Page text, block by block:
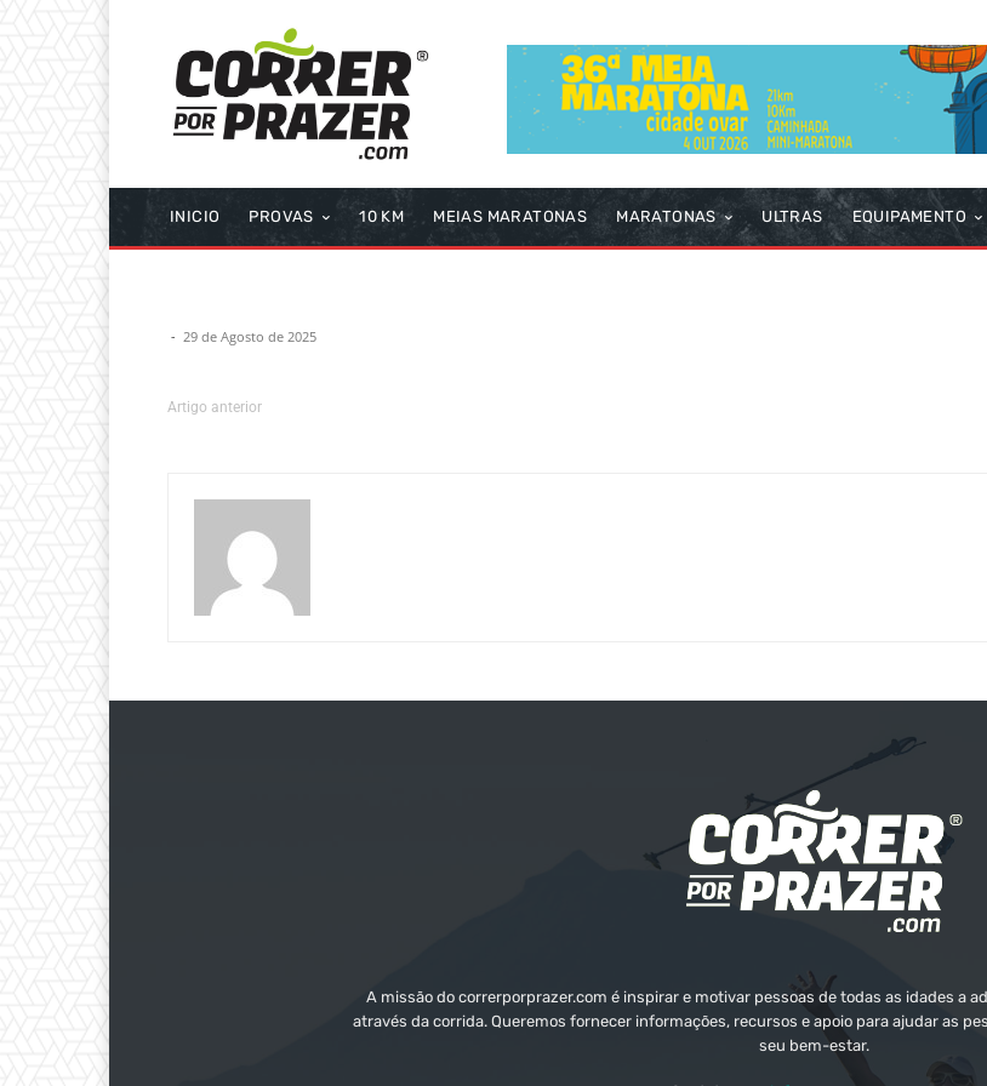
INICIO PROVAS 10 KM MEIAS MARATONAS MARATONAS ULTRAS EQUIPAMENTO
- 29 de Agosto de 2025
Artigo anterior
A missão do correrporprazer.com é inspirar e motivar pessoas de todas as idades a
através da corrida. Queremos fornecer informações, recursos e apoio para ajudar as
seu bem-estar.